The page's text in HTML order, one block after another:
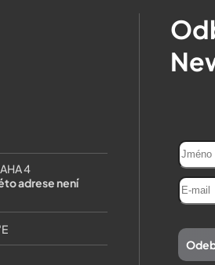
4
adrese není